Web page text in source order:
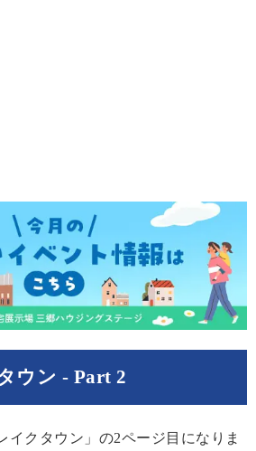
ウン - Part 2
イクタウン」の2ページ目になりま